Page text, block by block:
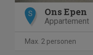
S Ons Epen
Appartement
Max. 2 personen